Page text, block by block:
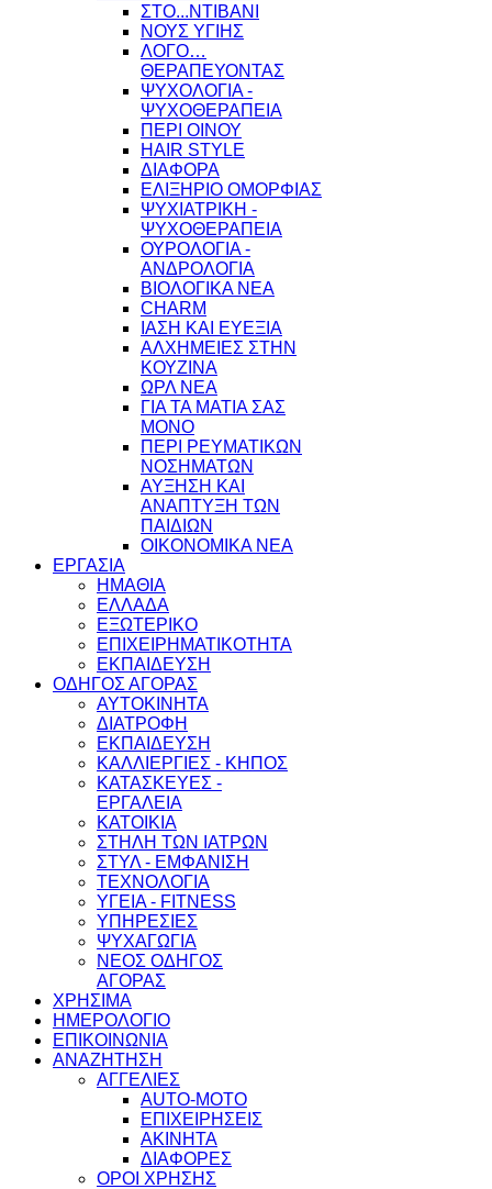
ΣΤΟ...ΝΤΙΒΑΝΙ
ΝΟΥΣ ΥΓΙΗΣ
ΛΟΓΟ…
ΘΕΡΑΠΕΥΟΝΤΑΣ
ΨΥΧΟΛΟΓΙΑ -
ΨΥΧΟΘΕΡΑΠΕΙΑ
ΠΕΡΙ ΟΙΝΟΥ
HAIR STYLE
ΔΙΑΦΟΡΑ
ΕΛΙΞΗΡΙΟ ΟΜΟΡΦΙΑΣ
ΨΥΧΙΑΤΡΙΚΗ -
ΨΥΧΟΘΕΡΑΠΕΙΑ
ΟΥΡΟΛΟΓΙΑ -
ΑΝΔΡΟΛΟΓΙΑ
ΒΙΟΛΟΓΙΚΑ ΝΕΑ
CHARM
ΙΑΣΗ ΚΑΙ ΕΥΕΞΙΑ
ΑΛΧΗΜΕΙΕΣ ΣΤΗΝ
ΚΟΥΖΙΝΑ
ΩΡΛ ΝEA
ΓΙΑ ΤΑ ΜΑΤΙΑ ΣΑΣ
ΜΟΝΟ
ΠΕΡΙ ΡΕΥΜΑΤΙΚΩΝ
ΝΟΣΗΜΑΤΩΝ
ΑΥΞΗΣΗ ΚΑΙ
ΑΝΑΠΤΥΞΗ ΤΩΝ
ΠΑΙΔΙΩΝ
ΟΙΚΟΝΟΜΙΚΑ ΝΕΑ
ΕΡΓΑΣΙΑ
ΗΜΑΘΙΑ
ΕΛΛΑΔΑ
ΕΞΩΤΕΡΙΚΟ
ΕΠΙΧΕΙΡΗΜΑΤΙΚΟΤΗΤΑ
ΕΚΠΑΙΔΕΥΣΗ
ΟΔΗΓΟΣ ΑΓΟΡΑΣ
ΑΥΤΟΚΙΝΗΤΑ
ΔΙΑΤΡΟΦΗ
ΕΚΠΑΙΔΕΥΣΗ
ΚΑΛΛΙΕΡΓΙΕΣ - ΚΗΠΟΣ
ΚΑΤΑΣΚΕΥΕΣ -
ΕΡΓΑΛΕΙΑ
ΚΑΤΟΙΚΙΑ
ΣΤΗΛΗ ΤΩΝ ΙΑΤΡΩΝ
ΣΤΥΛ - ΕΜΦΑΝΙΣΗ
ΤΕΧΝΟΛΟΓΙΑ
ΥΓΕΙΑ - FITNESS
ΥΠΗΡΕΣΙΕΣ
ΨΥΧΑΓΩΓΙΑ
ΝΕΟΣ ΟΔΗΓΟΣ
ΑΓΟΡΑΣ
ΧΡΗΣΙΜΑ
ΗΜΕΡΟΛΟΓΙΟ
ΕΠΙΚΟΙΝΩΝΙΑ
ΑΝΑΖΗΤΗΣΗ
ΑΓΓΕΛΙΕΣ
AUTO-MOTO
ΕΠΙΧΕΙΡΗΣΕΙΣ
ΑΚΙΝΗΤΑ
ΔΙΑΦΟΡΕΣ
ΟΡΟΙ ΧΡΗΣΗΣ